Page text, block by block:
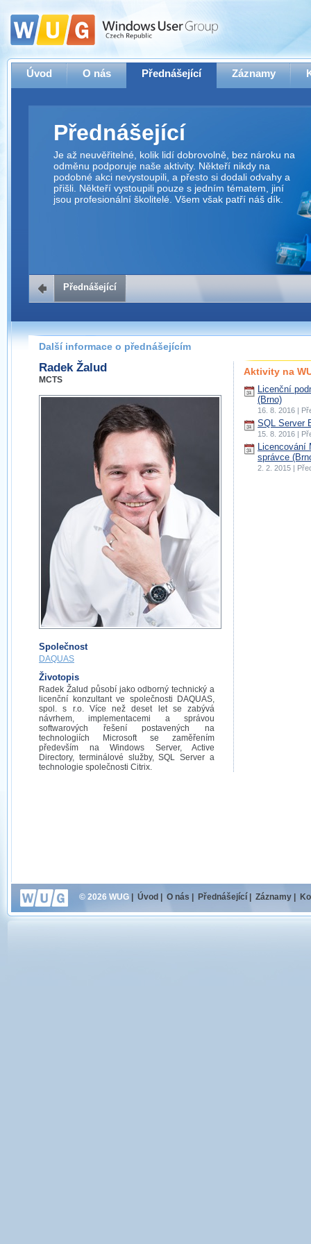
Úvod O nás Přednášející Záznamy
Přednášející
Je až neuvěřitelné, kolik lidí dobrovolně, bez nároku na
odměnu podporuje naše aktivity. Někteří nikdy na
podobné akci nevystoupili, a přesto si dodali odvahy a
přišli. Někteří vystoupili pouze s jedním tématem, jiní
jsou profesionální školitelé. Všem však patří náš dík.
Přednášející
Další informace o přednášejícím
Radek Žalud
MCTS
Společnost
DAQUAS
Životopis
Radek Žalud působí jako odborný technický a
licenční konzultant ve společnosti DAQUAS,
spol. s r.o. Více než deset let se zabývá
návrhem, implementacemi a správou
softwarových řešení postavených na
technologiích Microsoft se zaměřením
především na Windows Server, Active
Directory, terminálové služby, SQL Server a
technologie společnosti Citrix.
Aktivity na
Licenční
(Brno)
16. 8. 2016 |
SQL Server
15. 8. 2016 |
Licencování
správce
2. 2. 2015 |
© 2026 WUG Úvod O nás Přednášející Záznamy